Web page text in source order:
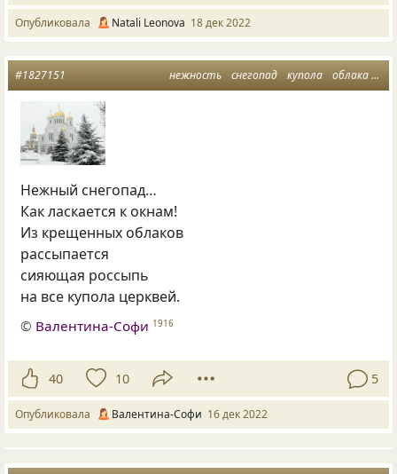
Опубликовала Natali Leonova 18 дек 2022
нежность снегопад купола облака
#1827151
Нежный снегопад…
Как ласкается к окнам!
Из крещенных облаков
рассыпается
сияющая россыпь
на все купола церквей.
© Валентина-Софи 1916
40 10 5
Опубликовала Валентина-Софи 16 дек 2022